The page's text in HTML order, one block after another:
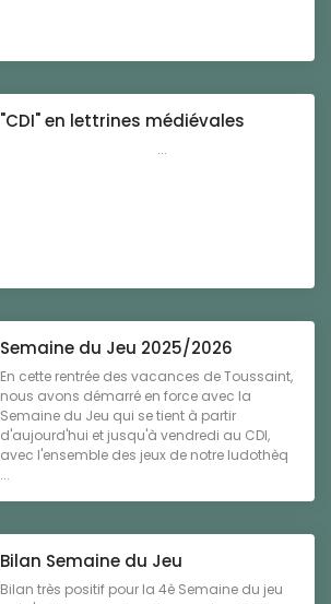
"CDI" en lettrines médiévales
...
Semaine du Jeu 2025/2026
En cette rentrée des vacances de Toussaint,
nous avons démarré en force avec la
Semaine du Jeu qui se tient à partir
d'aujourd'hui et jusqu'à vendredi au CDI,
avec l'ensemble des jeux de notre ludothèq
...
Bilan Semaine du Jeu
Bilan très positif pour la 4è Semaine du jeu